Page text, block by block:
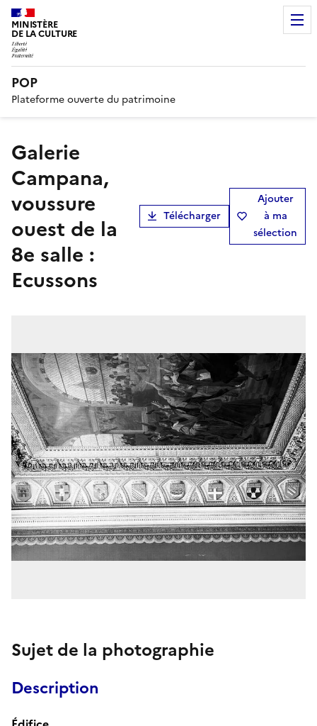
MINISTÈRE
DE LA CULTURE
POP
Plateforme ouverte du patrimoine
Galerie
Campana,
voussure
ouest de la
8e salle :
Ecussons
Télécharger
Ajouter
à ma
sélection
Sujet de la photographie
Description